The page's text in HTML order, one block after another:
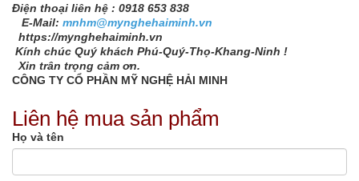
Điện thoại liên hệ : 0918 653 838
E-Mail: mnhm@mynghehaiminh.vn
https://mynghehaiminh.vn
Kính chúc Quý khách Phú-Quý-Thọ-Khang-Ninh !
Xin trân trọng cảm ơn.
CÔNG TY CỔ PHẦN MỸ NGHỆ HẢI MINH
Liên hệ mua sản phẩm
Họ và tên